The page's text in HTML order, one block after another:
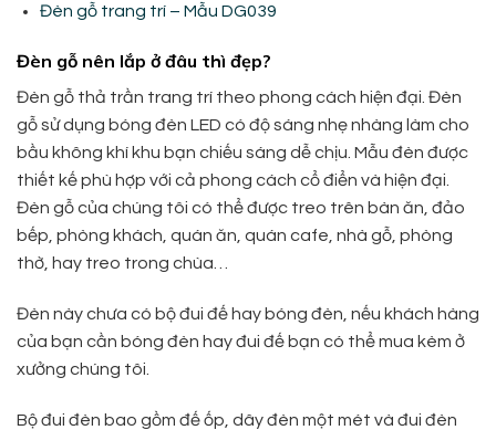
Đèn gỗ trang trí – Mẫu DG039
Đèn gỗ nên lắp ở đâu thì đẹp?
Đèn gỗ thả trần trang trí theo phong cách hiện đại. Đèn
gỗ sử dụng bóng đèn LED có độ sáng nhẹ nhàng làm cho
bầu không khí khu bạn chiếu sáng dễ chịu. Mẫu đèn được
thiết kế phù hợp với cả phong cách cổ điển và hiện đại.
Đèn gỗ của chúng tôi có thể được treo trên bàn ăn, đảo
bếp, phòng khách, quán ăn, quán cafe, nhà gỗ, phòng
thờ, hay treo trong chùa…
Đèn này chưa có bộ đui đế hay bóng đèn, nếu khách hàng
của bạn cần bóng đèn hay đui đế bạn có thể mua kèm ở
xưởng chúng tôi.
Bộ đui đèn bao gồm đế ốp, dây đèn một mét và đui đèn